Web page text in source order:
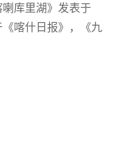
库里湖》发表于
《喀什日报》，《九